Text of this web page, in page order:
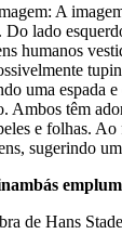
A
Do lado
humanos
uma espada
Ambos têm
e folhas.
sugerindo
de Hans